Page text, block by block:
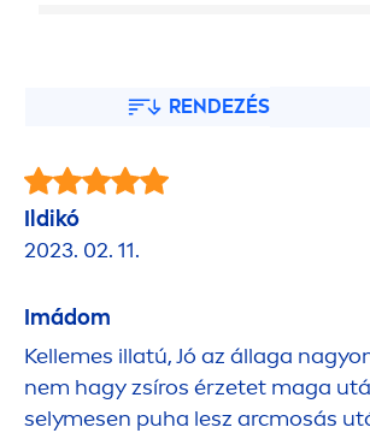
RENDEZÉS
Ildikó
2023. 02. 11.
Imádom
Kellemes illatú, Jó az állaga
nem hagy zsíros érzetet maga
selymesen puha lesz arcmosás